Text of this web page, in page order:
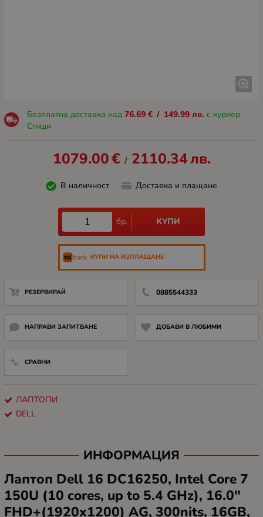
Безплатна доставка над 76.69 € / 149.99 лв. с куриер
Спиди
1079.00€ / 2110.34лв.
В наличност Доставка и плащане
бр. КУПИ
КУПИ НА ИЗПЛАЩАНЕ
РЕЗЕРВИРАЙ 0885544333
НАПРАВИ ЗАПИТВАНЕ ДОБАВИ В ЛЮБИМИ
СРАВНИ
ЛАПТОПИ
DELL
ИНФОРМАЦИЯ
Лаптоп Dell 16 DC16250, Intel Core 7
150U (10 cores, up to 5.4 GHz), 16.0"
FHD+(1920x1200) AG, 300nits, 16GB,